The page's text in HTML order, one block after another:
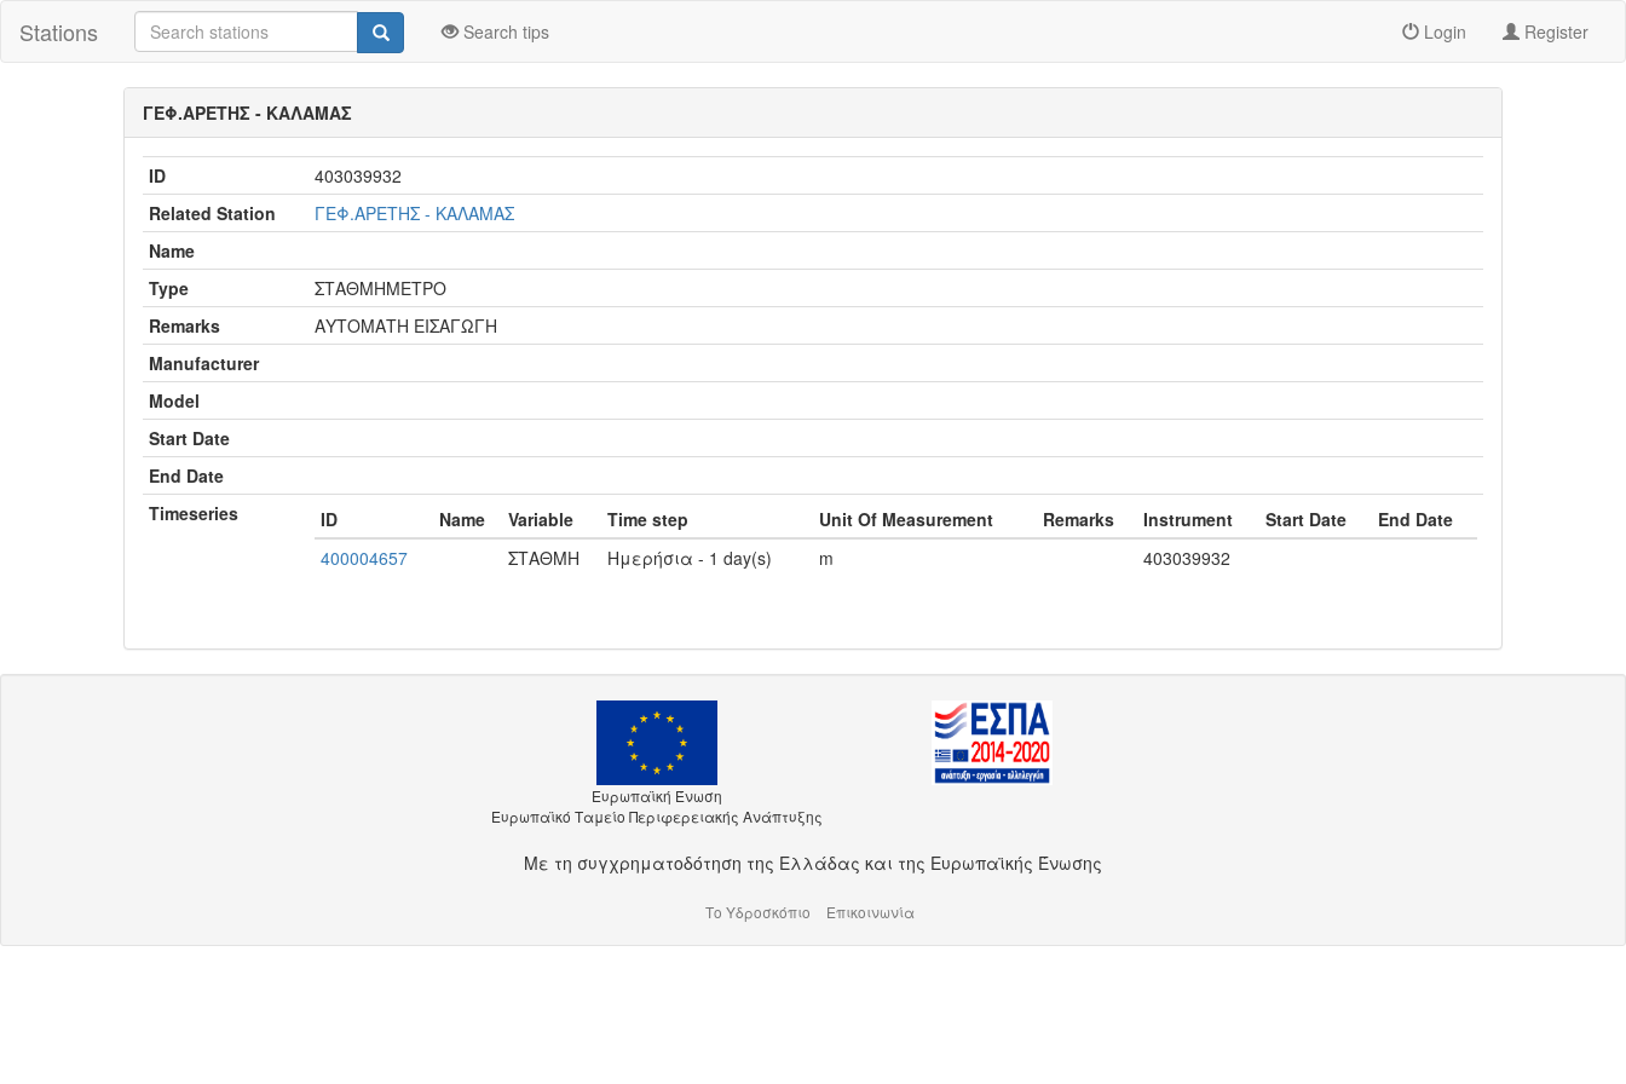
Stations Search tips Login Register
ΓΕΦ.ΑΡΕΤΗΣ - ΚΑΛΑΜΑΣ
ID
403039932
Related Station
ΓΕΦ.ΑΡΕΤΗΣ - ΚΑΛΑΜΑΣ
Name
Type
ΣΤΑΘΜΗΜΕΤΡΟ
Remarks
ΑΥΤΟΜΑΤΗ ΕΙΣΑΓΩΓΗ
Manufacturer
Model
Start Date
End Date
Timeseries
ID Name Variable Time step Unit Of Measurement Remarks Instrument Start Date
End Date
400004657
ΣΤΑΘΜΗ Ημερήσια - 1 day(s) m 403039932
Ευρωπαϊκή Ένωση
Ευρωπαϊκό Ταμείο Περιφερειακής Ανάπτυξης
Με τη συγχρηματοδότηση της Ελλάδας και της Ευρωπαϊκής Ένωσης
Το Υδροσκόπιο Επικοινωνία